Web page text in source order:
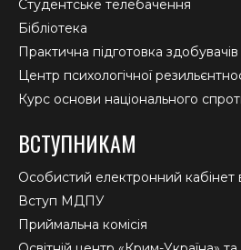
Студентське телебачення
Бібліотека
Практична підготовка здобувачів
Центр психологічної
Курс основи національного
ВСТУПНИКАМ
Особистий електронний кабінет
Вступ МДПУ
Приймальна комісія